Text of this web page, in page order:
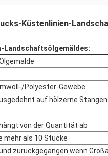
Küstenlinien-
Landschaftsölgemäldes:
Polyester-Gewebe
auf hölzerne Stangen
von der Quantität ab
mehr als 10 Stücke
zurückgegangen wenn